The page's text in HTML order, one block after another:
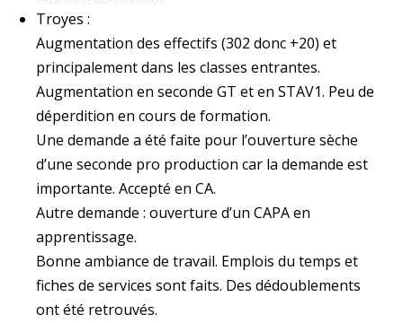
Troyes :
Augmentation des effectifs (302 donc +20) et
principalement dans les classes entrantes.
Augmentation en seconde GT et en STAV1. Peu de
déperdition en cours de formation.
Une demande a été faite pour l’ouverture sèche
d’une seconde pro production car la demande est
importante. Accepté en CA.
Autre demande : ouverture d’un CAPA en
apprentissage.
Bonne ambiance de travail. Emplois du temps et
fiches de services sont faits. Des dédoublements
ont été retrouvés.